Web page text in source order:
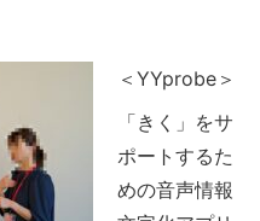
＜YYprobe＞
「きく」をサ
ポートするた
めの音声情報